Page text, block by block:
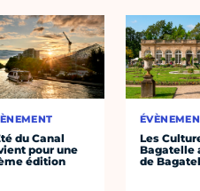
du Canal
pour une
édition
Les
Bagatelle
de